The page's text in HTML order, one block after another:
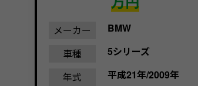
メーカー
BMW
車種
5シリーズ
年式
平成21年/2009年